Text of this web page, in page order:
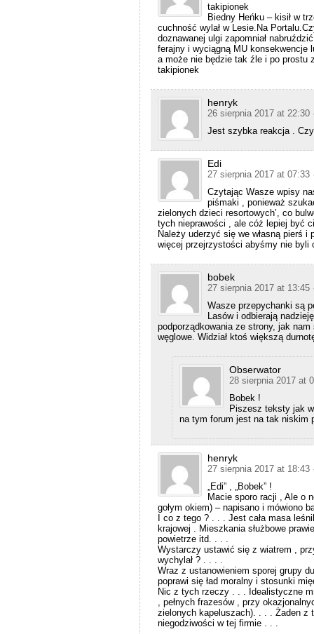
takipionek
Biedny Heńku – kisił w
cuchność wylał w Lesie.Na
doznawanej ulgi zapomniał
ferajny i wyciągną MU
a może nie będzie tak źle i po prostu
takipionek
henryk
26 sierpnia 2017 at 22:30
Jest szybka reakcja .
Edi
27 sierpnia 2017 at 07:33
Czytając Wasze wpisy
piśmaki , ponieważ
zielonych dzieci resortowych’, co
tych nieprawości , ale cóż lepiej być
Należy uderzyć się we własną pierś
więcej przejrzystości abyśmy nie
bobek
27 sierpnia 2017 at 13:45
Wasze przepychanki są
Lasów i odbierają
podporządkowania ze strony, jak
węglowe. Widział ktoś większą
Obserwator
28 sierpnia 2017 at
Bobek !
Piszesz teksty jak
na tym forum jest na tak niskim
henryk
27 sierpnia 2017 at 18:43
„Edi” , „Bobek” !
Macie sporo racji , Ale o
gołym okiem) – napisano i mówiono
I co z tego ? . . . Jest cała masa
krajowej . Mieszkania służbowe
powietrze itd. . . .
Wystarczy ustawić się z wiatrem ,
wychylał ? . . . .
Wraz z ustanowieniem sporej grupy
poprawi się ład moralny i stosunki
Nic z tych rzeczy . . . Idealistyczne
, pełnych frazesów , przy
zielonych kapeluszach). . . . Żaden z
niegodziwości w tej firmie . . .